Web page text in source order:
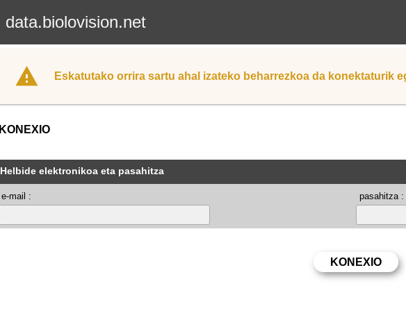
data.biolovision.net
Eskatutako orrira sartu ahal izateko beharrezkoa da konektaturik
KONEXIO
Helbide elektronikoa eta pasahitza
e-mail : pasahitza :